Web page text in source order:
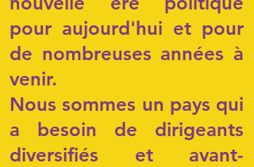
pour aujourd'hui et pour
de nombreuses années à
venir.
Nous sommes un pays qui
a besoin de dirigeants
diversifiés et avant-